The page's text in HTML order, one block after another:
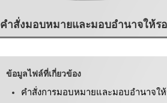
คำสั่งมอบหมายและมอบอำนาจให้ร
ข้อมูลไฟล์ที่เกี่ยวข้อง
คำสั่งการมอบหมายและมอบอำนาจใ